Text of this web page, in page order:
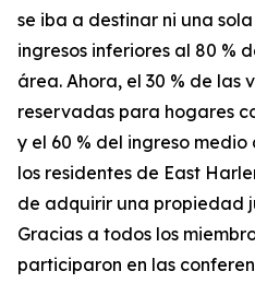
se iba a destinar ni una
ingresos inferiores al 80 %
área. Ahora, el 30 % de las
reservadas para hogares
y el 60 % del ingreso
los residentes de East
de adquirir una propiedad
Gracias a todos los
participaron en las